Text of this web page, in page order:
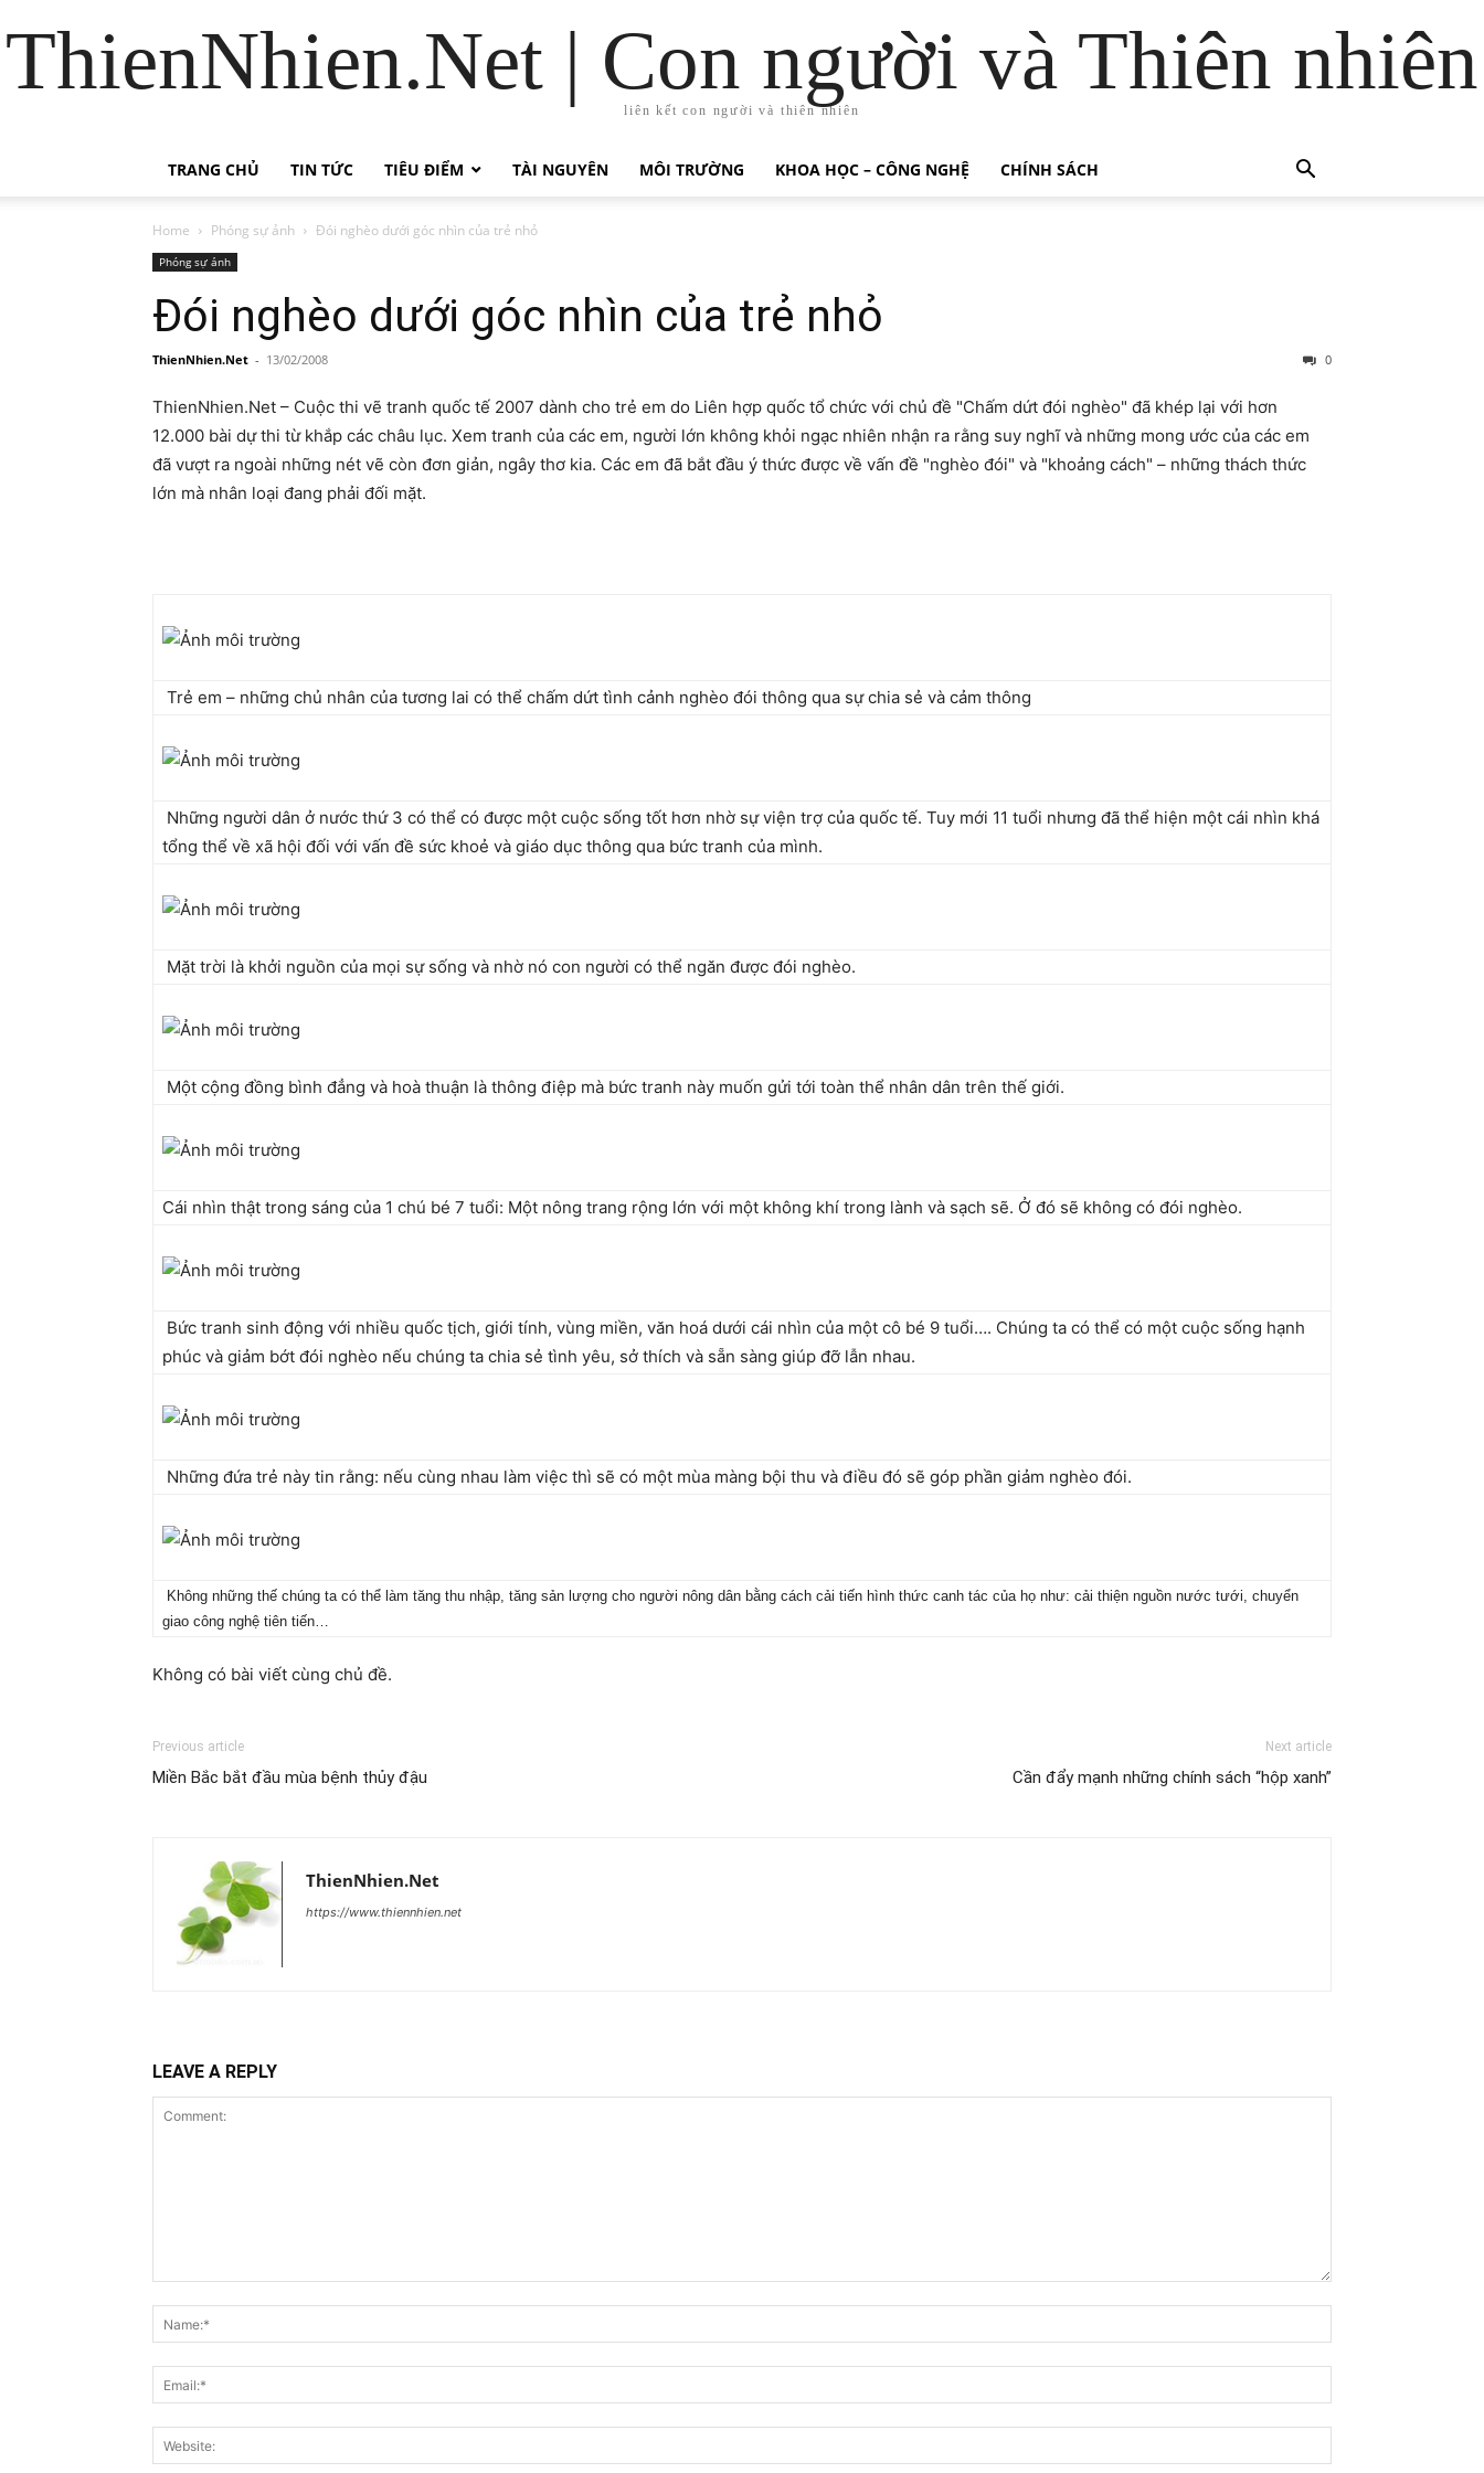
ThienNhien.Net | Con người và Thiên nhiên
liên kết con người và thiên nhiên
TRANG CHỦ TIN TỨC TIÊU ĐIỂM TÀI NGUYÊN MÔI TRƯỜNG KHOA HỌC – CÔNG NGHỆ CHÍNH SÁCH
Home Phóng sự ảnh Đói nghèo dưới góc nhìn của trẻ nhỏ
Phóng sự ảnh
Đói nghèo dưới góc nhìn của trẻ nhỏ
ThienNhien.Net - 13/02/2008 0
ThienNhien.Net – Cuộc thi vẽ tranh quốc tế 2007 dành cho trẻ em do Liên hợp quốc tổ chức với chủ đề "Chấm dứt đói nghèo" đã khép lại với hơn
12.000 bài dự thi từ khắp các châu lục. Xem tranh của các em, người lớn không khỏi ngạc nhiên nhận ra rằng suy nghĩ và những mong ước của các em
đã vượt ra ngoài những nét vẽ còn đơn giản, ngây thơ kia. Các em đã bắt đầu ý thức được về vấn đề "nghèo đói" và "khoảng cách" – những thách thức
lớn mà nhân loại đang phải đối mặt.
Trẻ em – những chủ nhân của tương lai có thể chấm dứt tình cảnh nghèo đói thông qua sự chia sẻ và cảm thông
Những người dân ở nước thứ 3 có thể có được một cuộc sống tốt hơn nhờ sự viện trợ của quốc tế. Tuy mới 11 tuổi nhưng đã thể hiện một cái nhìn khá
tổng thể về xã hội đối với vấn đề sức khoẻ và giáo dục thông qua bức tranh của mình.
Mặt trời là khởi nguồn của mọi sự sống và nhờ nó con người có thể ngăn được đói nghèo.
Một cộng đồng bình đẳng và hoà thuận là thông điệp mà bức tranh này muốn gửi tới toàn thể nhân dân trên thế giới.
Cái nhìn thật trong sáng của 1 chú bé 7 tuổi: Một nông trang rộng lớn với một không khí trong lành và sạch sẽ. Ở đó sẽ không có đói nghèo.
Bức tranh sinh động với nhiều quốc tịch, giới tính, vùng miền, văn hoá dưới cái nhìn của một cô bé 9 tuổi…. Chúng ta có thể có một cuộc sống hạnh
phúc và giảm bớt đói nghèo nếu chúng ta chia sẻ tình yêu, sở thích và sẵn sàng giúp đỡ lẫn nhau.
Những đứa trẻ này tin rằng: nếu cùng nhau làm việc thì sẽ có một mùa màng bội thu và điều đó sẽ góp phần giảm nghèo đói.
Không những thế chúng ta có thể làm tăng thu nhập, tăng sản lượng cho người nông dân bằng cách cải tiến hình thức canh tác của họ như: cải thiện nguồn nước tưới, chuyển
giao công nghệ tiên tiến…
Không có bài viết cùng chủ đề.
Previous article
Miền Bắc bắt đầu mùa bệnh thủy đậu
Next article
Cần đẩy mạnh những chính sách “hộp xanh”
ThienNhien.Net
https://www.thiennhien.net
LEAVE A REPLY